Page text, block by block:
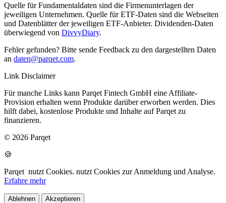
Quelle für Fundamentaldaten sind die Firmenunterlagen der
jeweiligen Unternehmen. Quelle für ETF-Daten sind die Webseiten
und Datenblätter der jeweiligen ETF-Anbieter. Dividenden-Daten
überwiegend von DivvyDiary.
Fehler gefunden? Bitte sende Feedback zu den dargestellten Daten
an daten@parqet.com.
Link Disclaimer
Für manche Links kann Parqet Fintech GmbH eine Affiliate-
Provision erhalten wenn Produkte darüber erworben werden. Dies
hilft dabei, kostenlose Produkte und Inhalte auf Parqet zu
finanzieren.
© 2026 Parqet
🍪
Parqet nutzt Cookies. nutzt Cookies zur Anmeldung und Analyse.
Erfahre mehr
Ablehnen Akzeptieren